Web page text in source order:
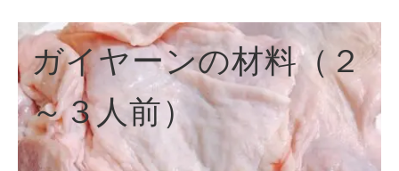
ガイヤーンの材料（２
～３人前）